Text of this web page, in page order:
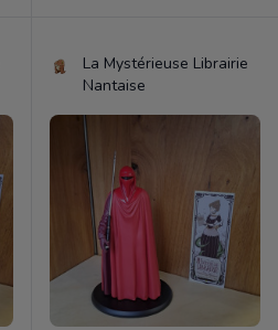
La Mystérieuse Librairie
Nantaise